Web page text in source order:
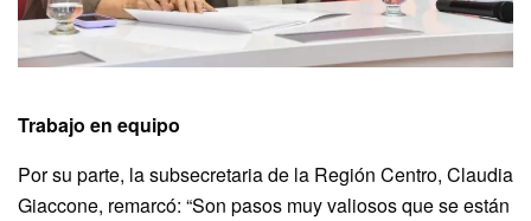
Trabajo en equipo
Por su parte, la subsecretaria de la Región Centro, Claudia
Giaccone, remarcó: “Son pasos muy valiosos que se están